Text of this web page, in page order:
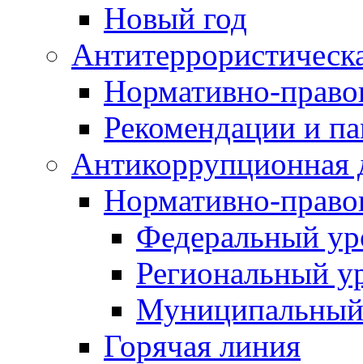
Новый год
Нормативно-
Рекомендации и
Антикоррупционная
Нормативно-
Федеральный
Региональный
Горячая линия